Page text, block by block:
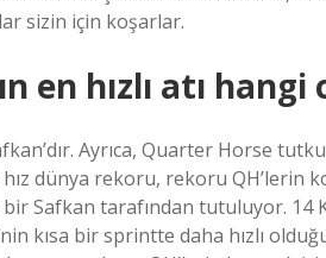
sizin için koşarlar.
en hızlı atı hangi
Ayrıca, Quarter Horse
dünya rekoru, rekoru QH’lerin
Safkan tarafından tutuluyor. 14
kısa bir sprintte daha hızlı